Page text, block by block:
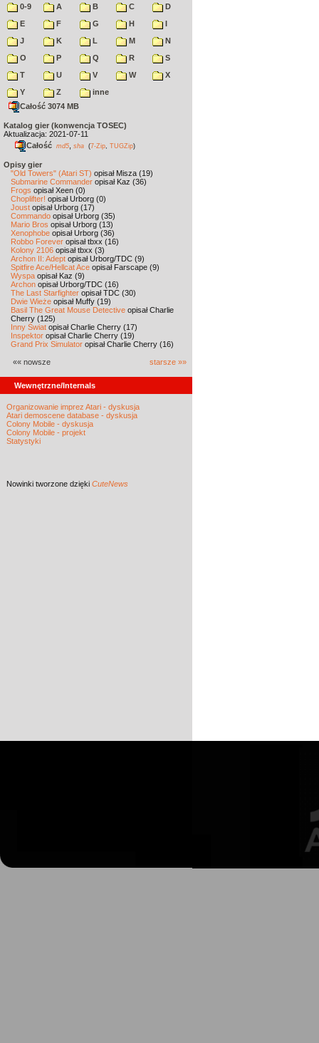
0-9 A B C
D
E
F G H
I
J
K L M
N
O
P Q R
S
T
U V W
X
Y
Z
inne
Całość 3074 MB
Katalog gier (konwencja TOSEC)
Aktualizacja: 2021-07-11
Całość md5 sha (7-Zip TUGZip)
Opisy gier
"Old Towers" (Atari ST) opisał Misza (19)
Submarine Commander opisał Kaz (36)
Frogs opisał Xeen (0)
Choplifter! opisał Urborg (0)
Joust opisał Urborg (17)
Commando opisał Urborg (35)
Mario Bros opisał Urborg (13)
Xenophobe opisał Urborg (36)
Robbo Forever opisał tbxx (16)
Kolony 2106 opisał tbxx (3)
Archon II: Adept opisał Urborg/TDC (9)
Spitfire Ace/Hellcat Ace opisał Farscape (9)
Wyspa opisał Kaz (9)
Archon opisał Urborg/TDC (16)
The Last Starfighter opisał TDC (30)
Dwie Wieże opisał Muffy (19)
Basil The Great Mouse Detective opisał Charlie
Cherry (125)
Inny Świat opisał Charlie Cherry (17)
Inspektor opisał Charlie Cherry (19)
Grand Prix Simulator opisał Charlie Cherry (16)
«« nowsze starsze »»
Wewnętrzne/Internals
Organizowanie imprez Atari - dyskusja
Atari demoscene database - dyskusja
Colony Mobile - dyskusja
Colony Mobile - projekt
Statystyki
Nowinki tworzone dzięki CuteNews